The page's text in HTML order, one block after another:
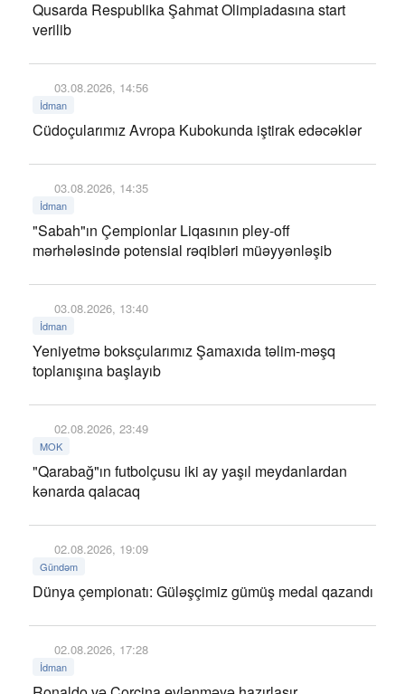
Qusarda Respublika Şahmat Olimpiadasına start
verilib
03.08.2026, 14:56
İdman
Cüdoçularımız Avropa Kubokunda iştirak edəcəklər
03.08.2026, 14:35
İdman
"Sabah"ın Çempionlar Liqasının pley-off
mərhələsində potensial rəqibləri müəyyənləşib
03.08.2026, 13:40
İdman
Yeniyetmə boksçularımız Şamaxıda təlim-məşq
toplanışına başlayıb
02.08.2026, 23:49
MOK
"Qarabağ"ın futbolçusu iki ay yaşıl meydanlardan
kənarda qalacaq
02.08.2026, 19:09
Gündəm
Dünya çempionatı: Güləşçimiz gümüş medal qazandı
02.08.2026, 17:28
İdman